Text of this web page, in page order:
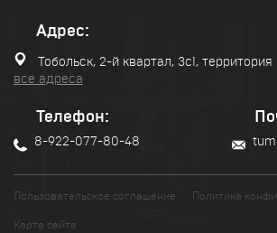
Адрес:
Тобольск, 2-й квартал, 3с1,
все адреса
Телефон:
8-922-077-80-48
Пользовательское соглашение Политика
Карта сайта